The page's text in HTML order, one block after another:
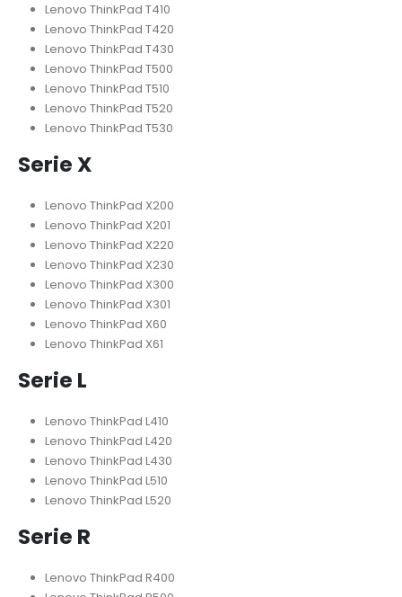
Lenovo ThinkPad T410
Lenovo ThinkPad T420
Lenovo ThinkPad T430
Lenovo ThinkPad T500
Lenovo ThinkPad T510
Lenovo ThinkPad T520
Lenovo ThinkPad T530
Serie X
Lenovo ThinkPad X200
Lenovo ThinkPad X201
Lenovo ThinkPad X220
Lenovo ThinkPad X230
Lenovo ThinkPad X300
Lenovo ThinkPad X301
Lenovo ThinkPad X60
Lenovo ThinkPad X61
Serie L
Lenovo ThinkPad L410
Lenovo ThinkPad L420
Lenovo ThinkPad L430
Lenovo ThinkPad L510
Lenovo ThinkPad L520
Serie R
Lenovo ThinkPad R400